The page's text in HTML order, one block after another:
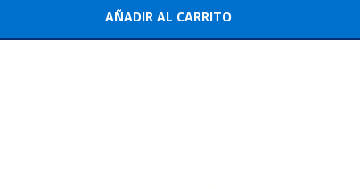
AÑADIR AL CARRITO